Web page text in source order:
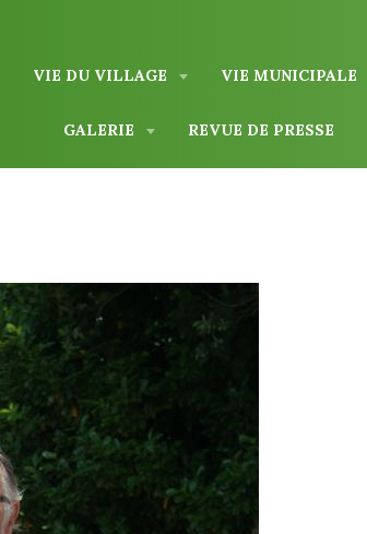
VIE DU VILLAGE VIE MUNICIPALE
GALERIE REVUE DE PRESSE